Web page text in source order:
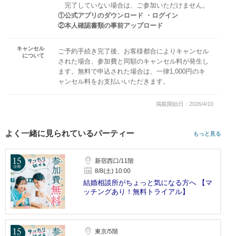
完了していない場合は、ご参加いただけません。
①公式アプリのダウンロード ・ログイン
②本人確認書類の事前アップロード
キャンセル
について
ご予約手続き完了後、お客様都合によりキャンセル
された場合、参加費と同額のキャンセル料が発生し
ます。無料で申込された場合は、一律1,000円のキ
ャンセル料をお支払いいただきます。
掲載開始日：2026/4/10
よく一緒に見られているパーティー もっと見る
新宿西口/11階
8/8(土) 10:00
結婚相談所がちょっと気になる方へ 【マ
ッチングあり！無料トライアル】
東京/5階